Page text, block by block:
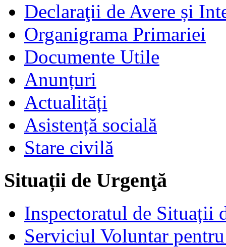
Declaraţii de Avere și
Organigrama Primariei
Documente Utile
Anunțuri
Actualități
Asistență socială
Stare civilă
Situații de Urgenţă
Inspectoratul de Situații
Serviciul Voluntar